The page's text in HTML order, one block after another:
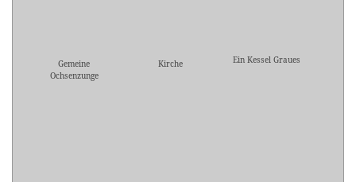
Gemeine
Ochsenzunge
Kirche Ein Kessel Graues